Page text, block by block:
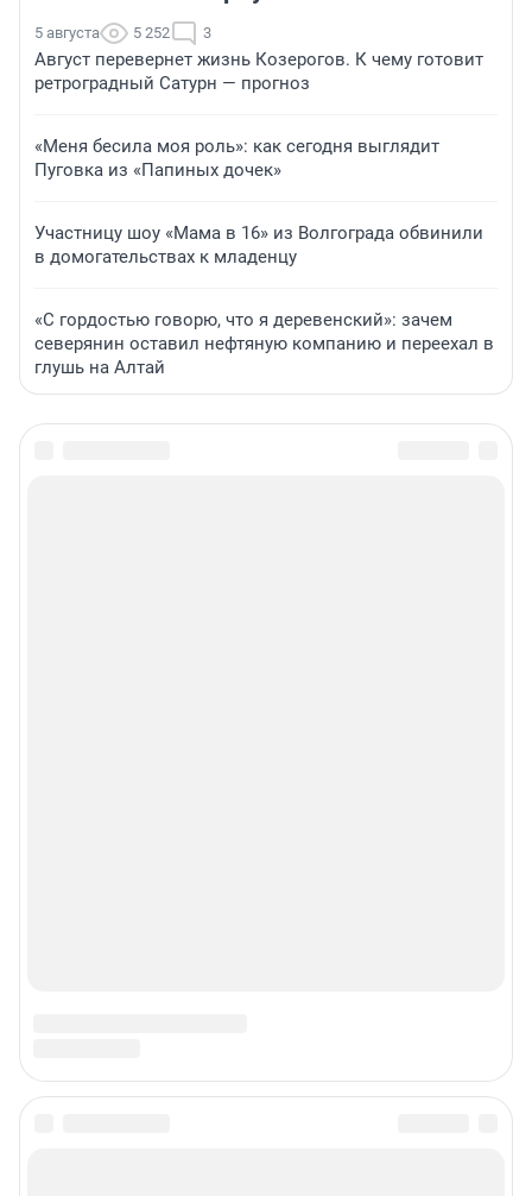
5 августа 5 252 3
Август перевернет жизнь Козерогов. К чему готовит
ретроградный Сатурн — прогноз
«Меня бесила моя роль»: как сегодня выглядит
Пуговка из «Папиных дочек»
Участницу шоу «Мама в 16» из Волгограда обвинили
в домогательствах к младенцу
«С гордостью говорю, что я деревенский»: зачем
северянин оставил нефтяную компанию и переехал в
глушь на Алтай